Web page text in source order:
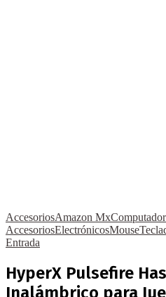
AccesoriosAmazon Mx
AccesoriosElectrónicosMouse
Entrada
HyperX Pulsefire
Inalámbrico para